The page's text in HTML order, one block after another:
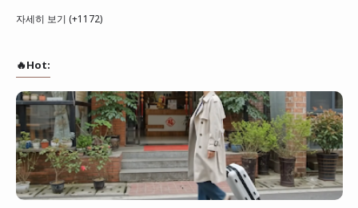
자세히 보기 (+1172)
🔥Hot: